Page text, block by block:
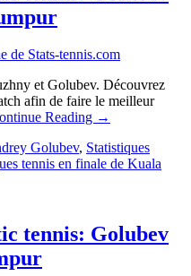
de Stats-tennis.com
et Golubev. Découvrez
afin de faire le meilleur
Reading →
Golubev, Statistiques
tennis en finale de Kuala
tennis: Golubev